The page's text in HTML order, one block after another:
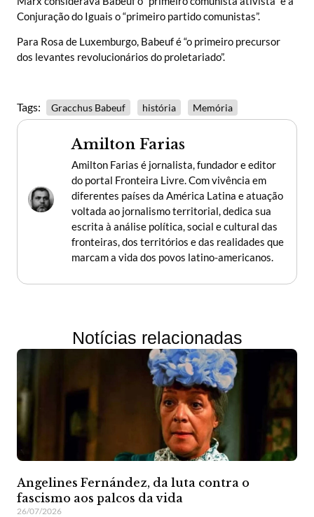
Conjuração do Iguais o “primeiro partido comunistas”.
Para Rosa de Luxemburgo, Babeuf é “o primeiro precursor
dos levantes revolucionários do proletariado”.
Tags: Gracchus Babeuf história Memória
Amilton Farias
Amilton Farias é jornalista, fundador e editor
do portal Fronteira Livre. Com vivência em
diferentes países da América Latina e atuação
voltada ao jornalismo territorial, dedica sua
escrita à análise política, social e cultural das
fronteiras, dos territórios e das realidades que
marcam a vida dos povos latino-americanos.
Notícias relacionadas
Angelines Fernández, da luta contra o
fascismo aos palcos da vida
26/07/2026